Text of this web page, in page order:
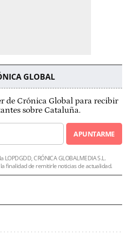
GLOBAL
de Crónica Global para recibir
sobre Cataluña.
APUNTARME
CRÓNICA GLOBALMEDIA S.L.
finalidad de remitirle noticias de actualidad.